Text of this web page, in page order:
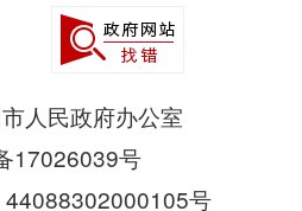
人民政府办公室
17026039号
44088302000105号